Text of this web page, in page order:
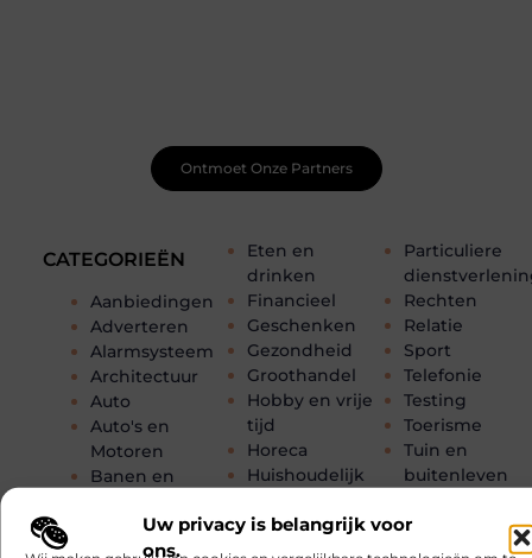
Uw privacy is belangrijk voor
ons.
CATEGORIEËN
Aanbiedingen
Adverteren
Alarmsysteem
Architectuur
Auto
Auto's en
Motoren
Banen en
Beauty en
verzorging
Eten en
drinken
Financieel
Geschenken
Gezondheid
Groothandel
Hobby en vrije
tijd
Horeca
Huishoudelijk
Internet
Internet
Particuliere
Rechten
Relatie
Sport
Telefonie
Testing
Toerisme
Tuin en
buitenleven
Vakantie
Verbouwen
Ontmoet Onze Partners